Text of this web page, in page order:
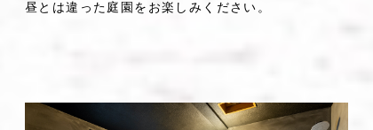
昼とは違った庭園をお楽しみください。